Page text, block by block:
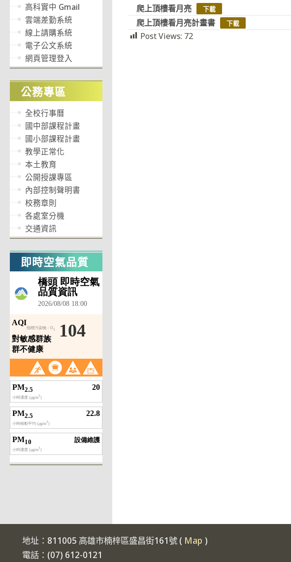
爬上頂樓看月亮
下載
爬上頂樓看月亮計畫書 下載
Post Views: 72
高科實中 Gmail
雲端差勤系統
線上請購系統
電子公文系統
網頁管理登入
公務專區
全校行事曆
國中部課程計畫
國小部課程計畫
教學正常化
本土教育
公開授課專區
內部控制聲明書
校務章則
各處室分機
交通資訊
即時空氣品質
地址：811005 高雄市楠梓區盛昌街161號 ( Map )
電話：(07) 612-0121